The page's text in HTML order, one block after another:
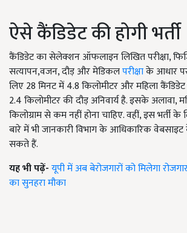
ऐसे कैंडिडेट की होगी भर्ती
कैंडिडेट का सेलेक्शन ऑफलाइन लिखित परीक्षा,
सत्यापन,वजन, दौड़ और मेडिकलपरीक्षाके आधार
लिए 28 मिनट में 4.8 किलोमीटर और महिला
2.4 किलोमीटर की दौड़ अनिवार्य है. इसके
किलोग्राम से कम नहीं होना चाहिए. वहीं, इस भर्ती
बारे में भी जानकारी विभाग के आधिकारिक
सकते हैं.
यह भी पढ़ें-यूपी में अब बेरोजगारों को मिलेगा
का सुनहरा मौका